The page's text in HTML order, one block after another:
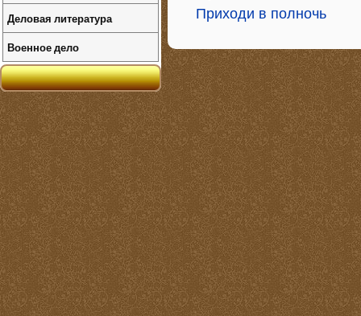
Приходи в полночь
Деловая литература
Военное дело